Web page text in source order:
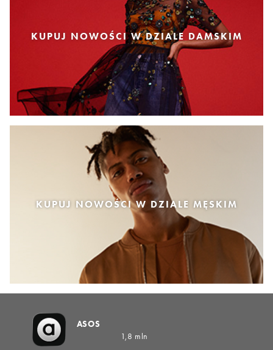
KUPUJ NOWOŚCI W DZIALE DAMSKIM
KUPUJ NOWOŚCI W DZIALE MĘSKIM
ASOS
1,8 mln